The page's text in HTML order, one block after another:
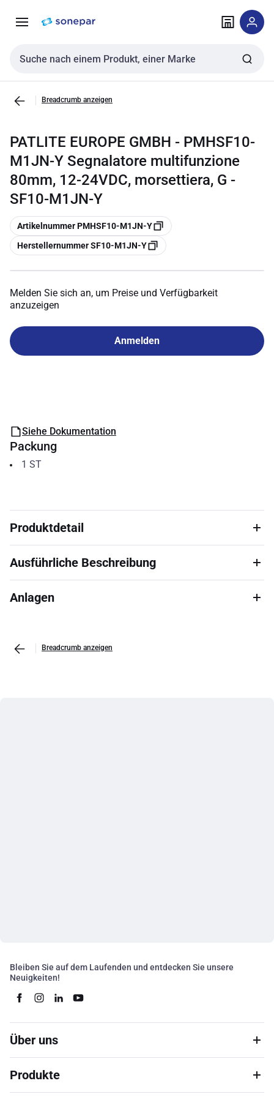
NavigationInhalt
Sucheingabe
Breadcrumb anzeigen
PATLITE EUROPE GMBH - PMHSF10-
M1JN-Y Segnalatore multifunzione
80mm, 12-24VDC, morsettiera, G -
SF10-M1JN-Y
Kopieren
Artikelnummer PMHSF10-M1JN-Y
Kopieren
Herstellernummer SF10-M1JN-Y
Melden Sie sich an, um Preise und Verfügbarkeit
anzuzeigen
Anmelden
Siehe Dokumentation
Packung
1 ST
Produktdetail
Ausführliche Beschreibung
Anlagen
Breadcrumb anzeigen
Bleiben Sie auf dem Laufenden und entdecken Sie unsere
Neuigkeiten!
Über uns
Produkte